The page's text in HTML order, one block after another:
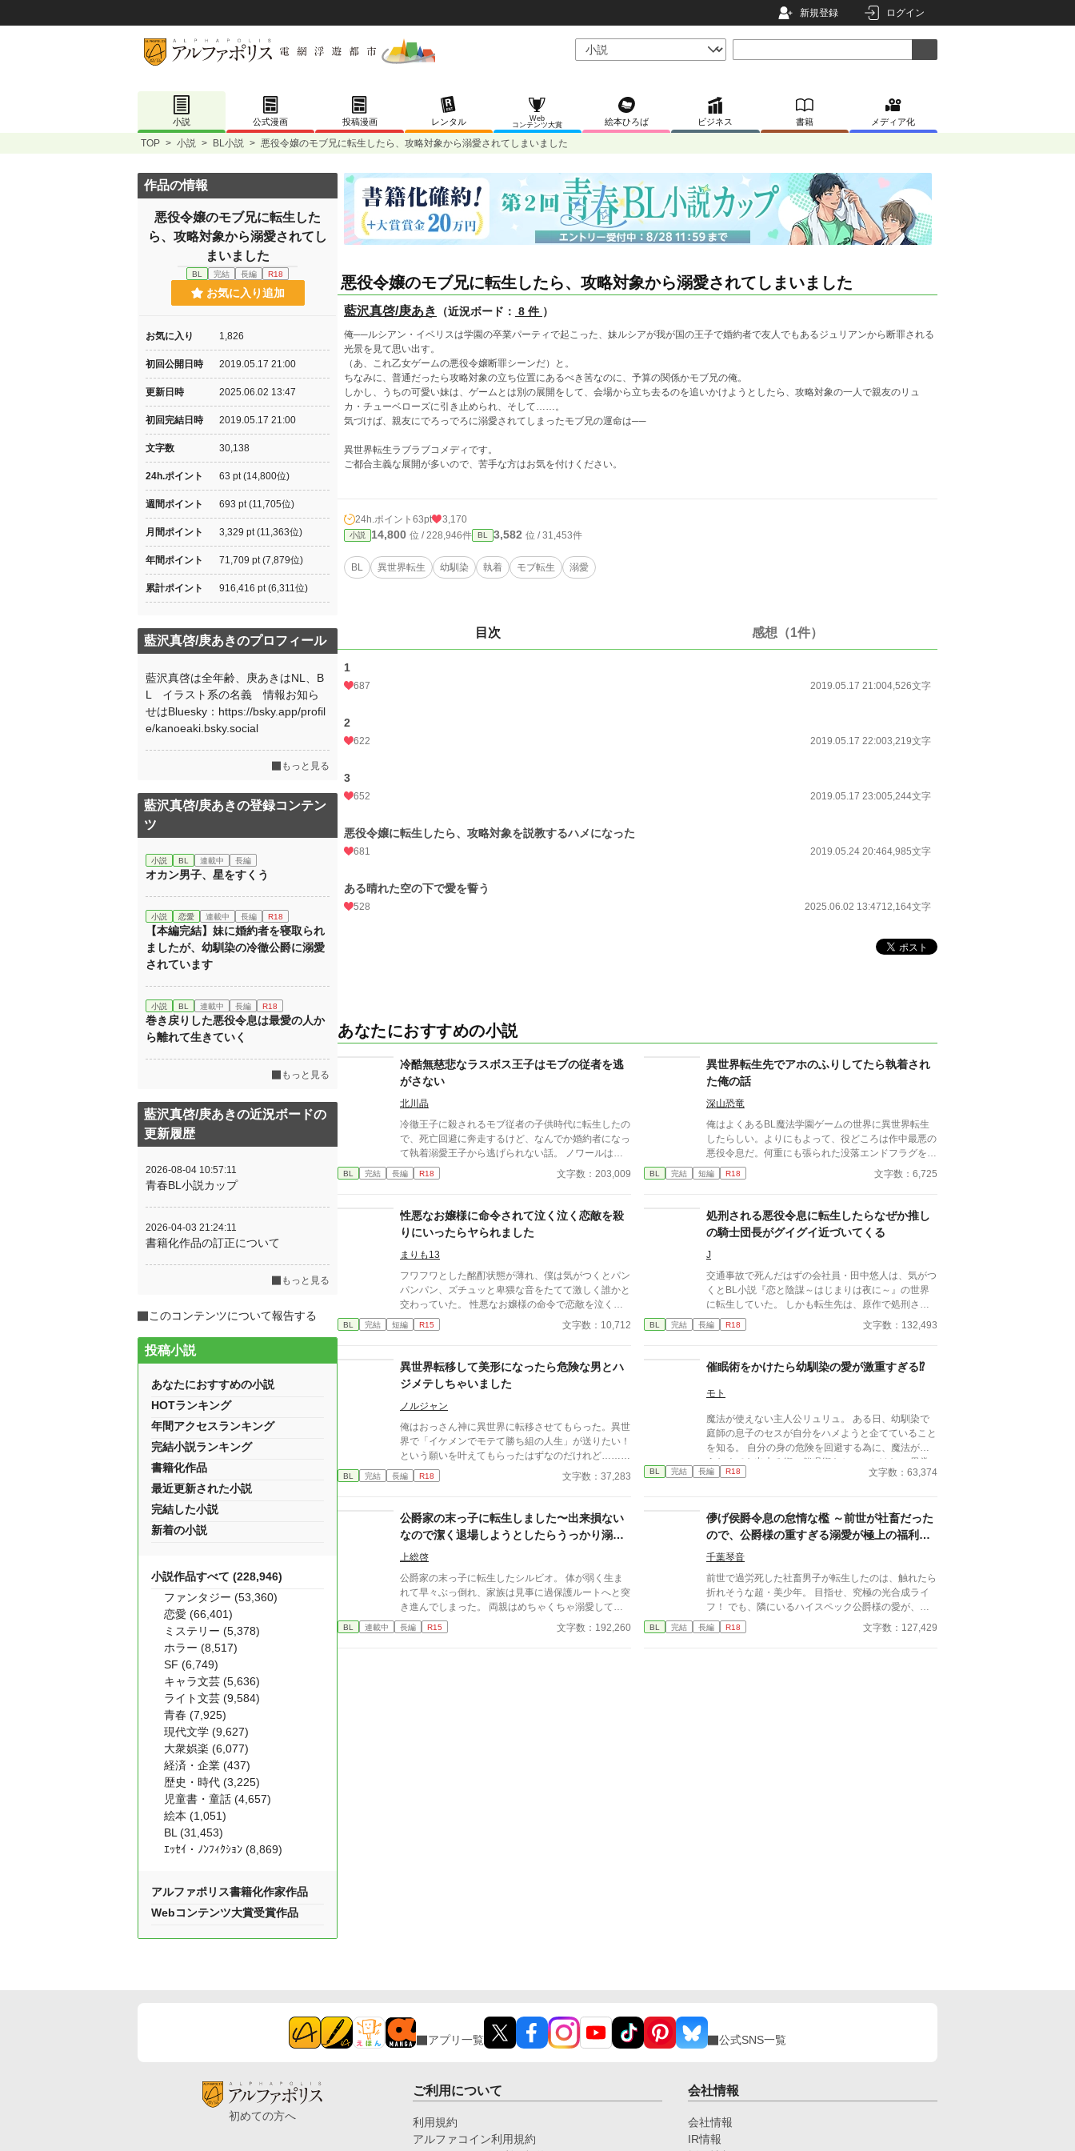
新規登録 ログイン
小説 公式漫画 投稿漫画 レンタル
Web
コンテンツ大賞
絵本ひろば ビジネス 書籍 メディア化
TOP > 小説 > BL小説 > 悪役令嬢のモブ兄に転生したら、攻略対象から溺愛されてしまいました
悪役令嬢のモブ兄に転生したら、攻略対象から溺愛されてしまいました
藍沢真啓/庚あき （近況ボード： 8 件 ）
俺──ルシアン・イベリスは学園の卒業パーティで起こった、妹ルシアが我が国の王子で婚約者で友人でもあるジュリアンから断罪される
光景を見て思い出す。
（あ、これ乙女ゲームの悪役令嬢断罪シーンだ）と。
ちなみに、普通だったら攻略対象の立ち位置にあるべき筈なのに、予算の関係かモブ兄の俺。
しかし、うちの可愛い妹は、ゲームとは別の展開をして、会場から立ち去るのを追いかけようとしたら、攻略対象の一人で親友のリュ
カ・チューベローズに引き止められ、そして……。
気づけば、親友にでろっでろに溺愛されてしまったモブ兄の運命は──
異世界転生ラブラブコメディです。
ご都合主義な展開が多いので、苦手な方はお気を付けください。
24h.ポイント 63pt 3,170
小説 14,800 位 / 228,946件 BL 3,582 位 / 31,453件
BL 異世界転生 幼馴染 執着 モブ転生 溺愛
目次 感想（1件）
1
687 2019.05.17 21:004,526文字
2
622 2019.05.17 22:003,219文字
3
652 2019.05.17 23:005,244文字
悪役令嬢に転生したら、攻略対象を説教するハメになった
681 2019.05.24 20:464,985文字
ある晴れた空の下で愛を誓う
528 2025.06.02 13:4712,164文字
あなたにおすすめの小説
冷酷無慈悲なラスボス王子はモブの従者を逃
がさない
北川晶
冷徹王子に殺されるモブ従者の子供時代に転生したの
で、死亡回避に奔走するけど、なんでか婚約者になっ
て執着溺愛王子から逃げられない話。 ノワールは四
歳のときに乙女ゲーム『花びらを恋の数だけ抱きしめ
て』の世界に転生したと気づいた。自分の役どころは
になってしまうと十八歳でラスボス王子に殺される運
命だ。 四歳である今はまだ従者ではない。 死亡回避
のためネロディアスにみつからぬようにしていたが、
なぜかうまくいかないし、その上婚約することにもな
ってしまった？？ 十八歳で死にたくないので、婚約
も従者もごめんです。だけど家の事情で断れない。
こうなったら婚約も従者契約も撤回するよう王子を説
得しよう！ そう思ったノワールはなんとか策を練る
のだが、ネロディアスは撤回どころかもっと執着して
逃がさない冷酷無慈悲？なラスボス王子ネロディアス
の恋愛頭脳戦。
BL 完結 長編 R18 文字数：203,009
異世界転生先でアホのふりしてたら執着され
た俺の話
深山恐竜
俺はよくあるBL魔法学園ゲームの世界に異世界転生
したらしい。よりにもよって、役どころは作中最悪の
悪役令息だ。何重にも張られた没落エンドフラグをへ
し折る日々……なんてまっぴらごめんなので、前世の
スキル（引きこもり）を最大限活用して平和を勝ち取
者が「坊ちゃんの足すべすべ～」なんて言い出し
て！？
BL 完結 短編 R18 文字数：6,725
性悪なお嬢様に命令されて泣く泣く恋敵を殺
りにいったらヤられました
まりも13
フワフワとした酩酊状態が薄れ、僕は気がつくとパン
パンパン、ズチュッと卑猥な音をたてて激しく誰かと
交わっていた。 性悪なお嬢様の命令で恋敵を泣く泣
く殺りに行ったら逆にヤラれちゃった、ちょっとアホ
な子の話です。 （ムーンライトノベルにも掲載して
BL 完結 短編 R15 文字数：10,712
処刑される悪役令息に転生したらなぜか推し
の騎士団長がグイグイ近づいてくる
J
交通事故で死んだはずの会社員・田中悠人は、気がつ
くとBL小説『恋と陰謀～はじまりは夜に～』の世界
に転生していた。 しかも転生先は、原作で処刑され
る悪役令息エリオット。 処刑される未来を回避する
ため、原作知識を頼りに慎重に立ち回るつもりだった
その先には隣国の影が？ さらに困ったことに、原作
で一番の推しだった騎士団長ガイウスがやたらと距離
を詰めてきて……？ 平穏に生きたい元悪役令息と、
イウス（騎士団長）×エリオット（元悪役令息） 基本
的には二人の関係が主軸ですが、エリオットに関わる
中で変わってく、周りの人間模様も描いているため、
群像劇的な要素ありです。 どこか孤独な人たちが人
との関わりの中で、それぞれ自分の居場所を見つけて
が、世界観はサスペンス要素ありで不穏。 Rの話は
「※」をつけています、苦手な人は読み飛ばしてくだ
BL 完結 長編 R18 文字数：132,493
異世界転移して美形になったら危険な男とハ
ジメテしちゃいました
ノルジャン
俺はおっさん神に異世界に転移させてもらった。異世
界で「イケメンでモテて勝ち組の人生」が送りたい！
という願いを叶えてもらったはずなのだけれど……。
これってちゃんと叶えて貰えてるのか？美形になった
けど男にしかモテないし、勝ち組人生って結局どんな
されて、ついていっちゃってころっと惚れちゃう俺の
話。危険な男×美形（元平凡）※ムーンライトノベル
ズにも掲載
BL 完結 長編 R18 文字数：37,283
催眠術をかけたら幼馴染の愛が激重すぎる⁉
モト
魔法が使えない主人公リュリュ。 ある日、幼馴染で
庭師の息子のセスが自分をハメようと企てていること
を知る。 自分の身の危険を回避する為に、魔法が使
えなくても出来る術、催眠術をセスにかけた。 異常
に効果が効きすぎてしまって、おぉお！？ 俺のこと
な人間じゃないだろう！？ と人格まで催眠術にかか
って変わる話だけど、本当のところは……。 2023に
た⁉』で掲載しておりましたが、全体を改稿し、あま
りに内容変更が多いのでアップし直しました。 改稿
前とストーリーがやや異なっています。ムーンライト
ノベルズでも掲載しております。
BL 完結 長編 R18 文字数：63,374
公爵家の末っ子に転生しました〜出来損ない
なので潔く退場しようとしたらうっかり溺愛
されてしまった件について〜
上総啓
公爵家の末っ子に転生したシルビオ。 体が弱く生ま
れて早々ぶっ倒れ、家族は見事に過保護ルートへと突
き進んでしまった。 両親はめちゃくちゃ溺愛してく
るし、超強い兄様はブラコンに育ち弟絶対守るマン
に……。 せっかくファンタジーの世界に転生したん
BL 連載中 長編 R15 文字数：192,260
儚げ侯爵令息の怠惰な檻 ～前世が社畜だった
ので、公爵様の重すぎる溺愛が極上の福利厚
生に見える～
千葉琴音
前世で過労死した社畜男子が転生したのは、触れたら
折れそうな超・美少年。 目指せ、究極の光合成ライ
フ！ でも、隣にいるハイスペック公爵様の愛が、ち
ょっと（かなり）重すぎて……！？
BL 完結 長編 R18 文字数：127,429
作品の情報
悪役令嬢のモブ兄に転生した
ら、攻略対象から溺愛されてし
まいました
BL 完結 長編 R18
お気に入り追加
お気に入り 1,826
初回公開日時 2019.05.17 21:00
更新日時 2025.06.02 13:47
初回完結日時 2019.05.17 21:00
文字数 30,138
24h.ポイント 63 pt (14,800位)
週間ポイント 693 pt (11,705位)
月間ポイント 3,329 pt (11,363位)
年間ポイント 71,709 pt (7,879位)
累計ポイント 916,416 pt (6,311位)
藍沢真啓/庚あきのプロフィール
藍沢真啓は全年齢、庚あきはNL、B
L イラスト系の名義 情報お知ら
せはBluesky：https://bsky.app/profil
e/kanoeaki.bsky.social
もっと見る
藍沢真啓/庚あきの登録コンテン
ツ
小説 BL 連載中 長編
オカン男子、星をすくう
小説 恋愛 連載中 長編 R18
【本編完結】妹に婚約者を寝取られ
ましたが、幼馴染の冷徹公爵に溺愛
されています
小説 BL 連載中 長編 R18
巻き戻りした悪役令息は最愛の人か
ら離れて生きていく
もっと見る
藍沢真啓/庚あきの近況ボードの
更新履歴
2026-08-04 10:57:11
青春BL小説カップ
2026-04-03 21:24:11
書籍化作品の訂正について
もっと見る
このコンテンツについて報告する
投稿小説
あなたにおすすめの小説
HOTランキング
年間アクセスランキング
完結小説ランキング
書籍化作品
最近更新された小説
完結した小説
新着の小説
小説作品すべて (228,946)
ファンタジー (53,360)
恋愛 (66,401)
ミステリー (5,378)
ホラー (8,517)
SF (6,749)
キャラ文芸 (5,636)
ライト文芸 (9,584)
青春 (7,925)
現代文学 (9,627)
大衆娯楽 (6,077)
経済・企業 (437)
歴史・時代 (3,225)
児童書・童話 (4,657)
絵本 (1,051)
BL (31,453)
ｴｯｾｲ・ﾉﾝﾌｨｸｼｮﾝ (8,869)
アルファポリス書籍化作家作品
Webコンテンツ大賞受賞作品
アプリ一覧 公式SNS一覧
初めての方へ
ご利用について
利用規約
アルファコイン利用規約
会社情報
会社情報
IR情報